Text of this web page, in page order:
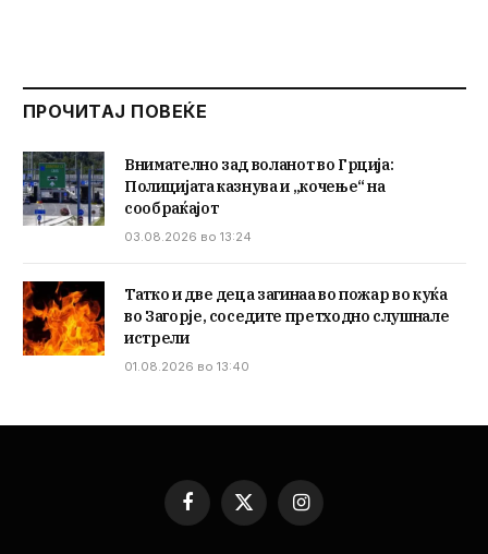
ПРОЧИТАЈ ПОВЕЌЕ
Внимателно зад воланот во Грција:
Полицијата казнува и „кочење“ на
сообраќајот
03.08.2026 во 13:24
Татко и две деца загинаа во пожар во куќа
во Загорје, соседите претходно слушнале
истрели
01.08.2026 во 13:40
Facebook
X
(Twitter)
Instagram